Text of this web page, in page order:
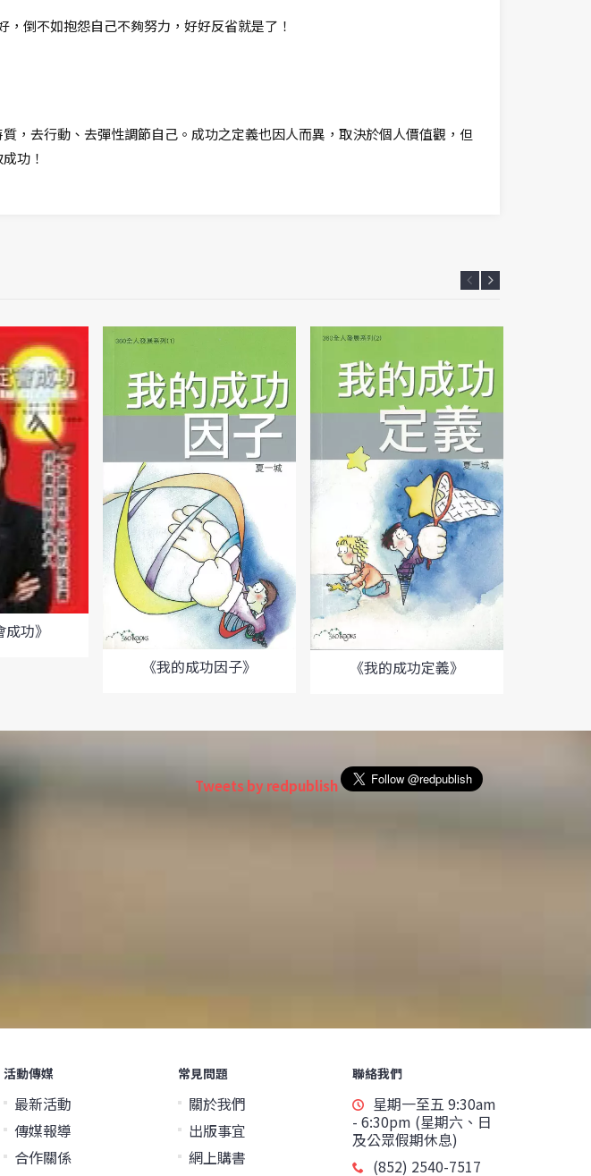
倒不如抱怨自己不夠努力，好好反省就是了！
，去行動、去彈性調節自己。成功之定義也因人而異，取決於個人價值觀，但
功！
成功》
《我的成功因子》
《我的成功定義》
Tweets by redpublish
活動傳媒
最新活動
傳媒報導
合作關係
常見問題
關於我們
出版事宜
網上購書
聯絡我們
星期一至五 9:30am
- 6:30pm (星期六、日
及公眾假期休息)
(852) 2540-7517